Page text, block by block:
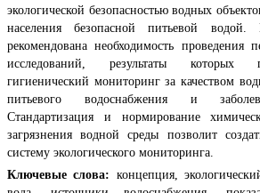
экологической безопасностью водных
населения безопасной питьевой
рекомендована необходимость проведения
исследований, результаты которых
гигиенический мониторинг за качеством
питьевого водоснабжения и
Стандартизация и нормирование
загрязнения водной среды позволит
систему экологического мониторинга.
Ключевые слова: концепция,